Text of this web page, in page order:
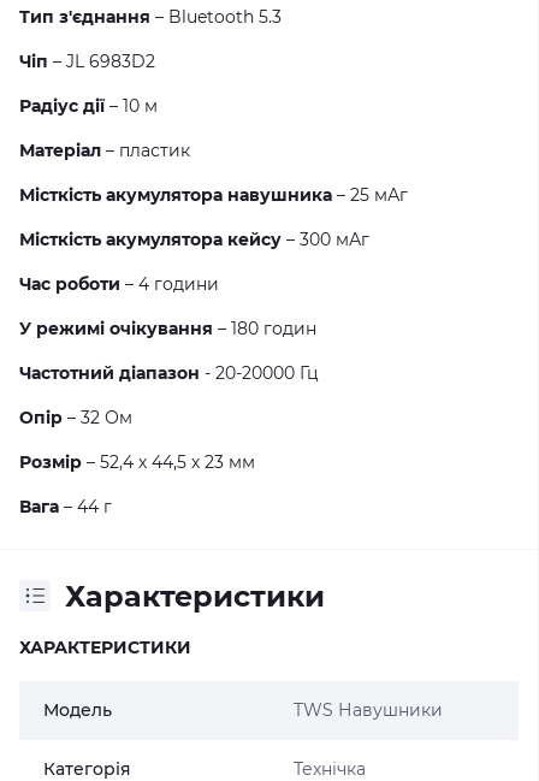
Тип з'єднання – Bluetooth 5.3
Чіп – JL 6983D2
Радіус дії – 10 м
Матеріал – пластик
Місткість акумулятора навушника – 25 мАг
Місткість акумулятора кейсу – 300 мАг
Час роботи – 4 години
У режимі очікування – 180 годин
Частотний діапазон - 20-20000 Гц
Опір – 32 Ом
Розмір – 52,4 х 44,5 х 23 мм
Вага – 44 г
Характеристики
ХАРАКТЕРИСТИКИ
Модель TWS Навушники
Категорія Технічка